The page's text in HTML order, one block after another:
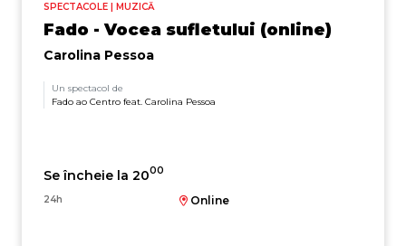
SPECTACOLE | MUZICĂ
Fado - Vocea sufletului (online)
Carolina Pessoa
Un spectacol de
Fado ao Centro feat. Carolina Pessoa
Se încheie la 2000
24h Online